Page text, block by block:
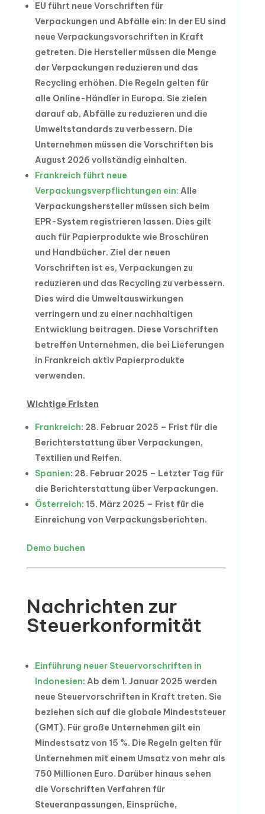
EU führt neue Vorschriften für
Verpackungen und Abfälle ein: In der EU sind
neue Verpackungsvorschriften in Kraft
getreten. Die Hersteller müssen die Menge
der Verpackungen reduzieren und das
Recycling erhöhen. Die Regeln gelten für
alle Online-Händler in Europa. Sie zielen
darauf ab, Abfälle zu reduzieren und die
Umweltstandards zu verbessern. Die
Unternehmen müssen die Vorschriften bis
August 2026 vollständig einhalten.
Frankreich führt neue
Verpackungsverpflichtungen ein: Alle
Verpackungshersteller müssen sich beim
EPR-System registrieren lassen. Dies gilt
auch für Papierprodukte wie Broschüren
und Handbücher. Ziel der neuen
Vorschriften ist es, Verpackungen zu
reduzieren und das Recycling zu verbessern.
Dies wird die Umweltauswirkungen
verringern und zu einer nachhaltigen
Entwicklung beitragen. Diese Vorschriften
betreffen Unternehmen, die bei Lieferungen
in Frankreich aktiv Papierprodukte
verwenden.
Wichtige Fristen
Frankreich: 28. Februar 2025 – Frist für die
Berichterstattung über Verpackungen,
Textilien und Reifen.
Spanien: 28. Februar 2025 – Letzter Tag für
die Berichterstattung über Verpackungen.
Österreich: 15. März 2025 – Frist für die
Einreichung von Verpackungsberichten.
Demo buchen
Nachrichten zur
Steuerkonformität
Einführung neuer Steuervorschriften in
Indonesien: Ab dem 1. Januar 2025 werden
neue Steuervorschriften in Kraft treten. Sie
beziehen sich auf die globale Mindeststeuer
(GMT). Für große Unternehmen gilt ein
Mindestsatz von 15 %. Die Regeln gelten für
Unternehmen mit einem Umsatz von mehr als
750 Millionen Euro. Darüber hinaus sehen
die Vorschriften Verfahren für
Steueranpassungen, Einsprüche,